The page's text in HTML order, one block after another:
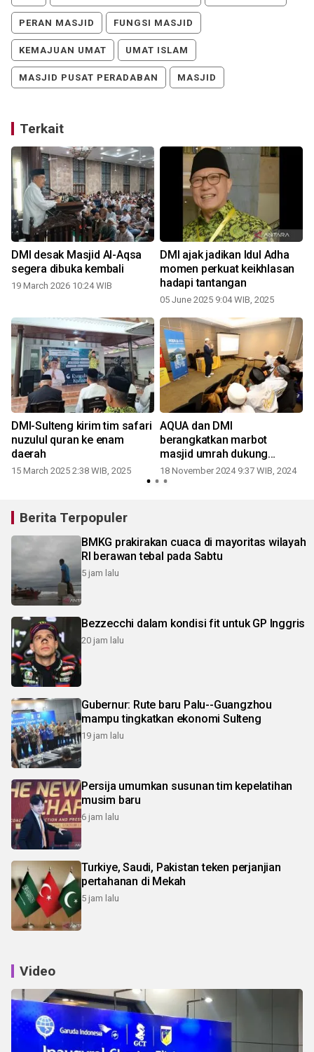
PERAN MASJID FUNGSI MASJID
KEMAJUAN UMAT UMAT ISLAM
MASJID PUSAT PERADABAN MASJID
Terkait
DMI desak Masjid Al-Aqsa
segera dibuka kembali
19 March 2026 10:24 WIB
DMI ajak jadikan Idul Adha
momen perkuat keikhlasan
hadapi tantangan
05 June 2025 9:04 WIB, 2025
DMI-Sulteng kirim tim safari
nuzulul quran ke enam
daerah
15 March 2025 2:38 WIB, 2025
AQUA dan DMI
berangkatkan marbot
masjid umrah dukung
pemberdayaan umat
18 November 2024 9:37 WIB, 2024
Berita Terpopuler
BMKG prakirakan cuaca di mayoritas wilayah
RI berawan tebal pada Sabtu
5 jam lalu
Bezzecchi dalam kondisi fit untuk GP Inggris
20 jam lalu
Gubernur: Rute baru Palu--Guangzhou
mampu tingkatkan ekonomi Sulteng
19 jam lalu
Persija umumkan susunan tim kepelatihan
musim baru
6 jam lalu
Turkiye, Saudi, Pakistan teken perjanjian
pertahanan di Mekah
5 jam lalu
Video